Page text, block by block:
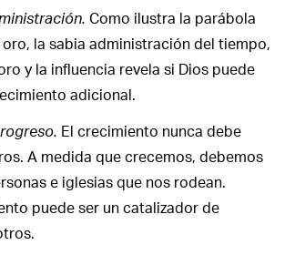
Como ilustra la parábola
la sabia administración del tiempo,
y la influencia revela si Dios puede
adicional.
El crecimiento nunca debe
A medida que crecemos, debemos
e iglesias que nos rodean.
puede ser un catalizador de